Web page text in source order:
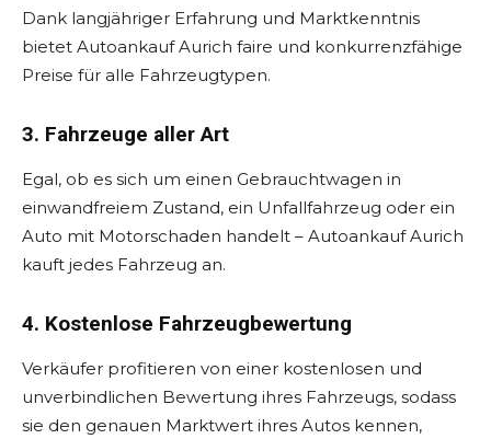
Dank langjähriger Erfahrung und Marktkenntnis
bietet Autoankauf Aurich faire und konkurrenzfähige
Preise für alle Fahrzeugtypen.
3. Fahrzeuge aller Art
Egal, ob es sich um einen Gebrauchtwagen in
einwandfreiem Zustand, ein Unfallfahrzeug oder ein
Auto mit Motorschaden handelt – Autoankauf Aurich
kauft jedes Fahrzeug an.
4. Kostenlose Fahrzeugbewertung
Verkäufer profitieren von einer kostenlosen und
unverbindlichen Bewertung ihres Fahrzeugs, sodass
sie den genauen Marktwert ihres Autos kennen,